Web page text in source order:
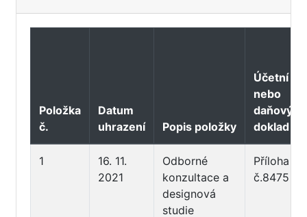
Položka
č.
Datum
uhrazení
Popis položky
Účetní
nebo
daňový
doklad
1
16. 11.
2021
Odborné
konzultace a
designová
studie
Příloha
č.8475